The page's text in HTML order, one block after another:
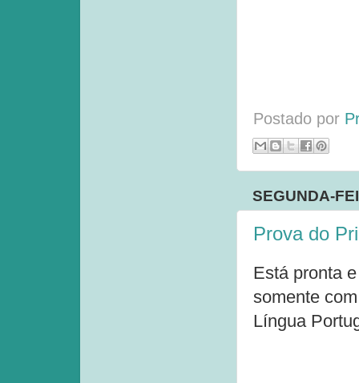
Postado por
SEGUNDA-
Prova do
Está pronta
somente
Língua